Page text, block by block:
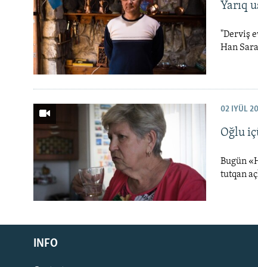
Русский
Українською
Yarıq
"Derviş
Han
02 IYÜL
Oğlu
Bugün
tutqan
INFO